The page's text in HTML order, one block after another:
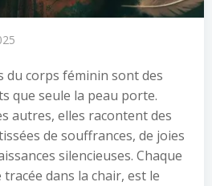
du corps féminin sont des
que seule la peau porte.
autres, elles racontent des
de souffrances, de joies
silencieuses. Chaque
dans la chair, est le